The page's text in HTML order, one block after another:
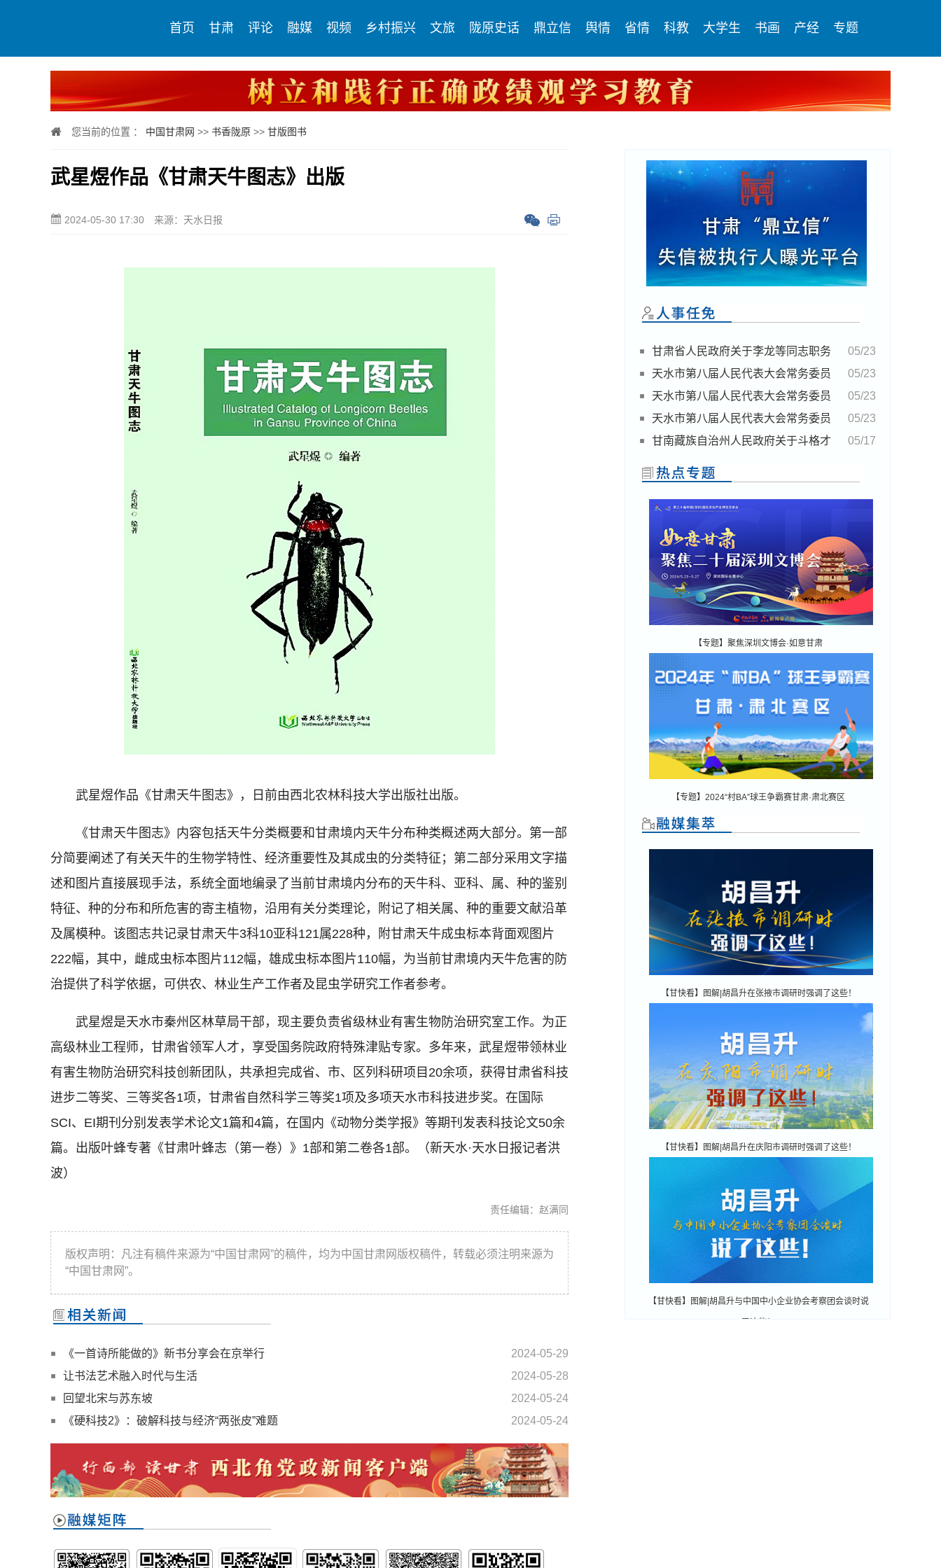
首页 甘肃 评论 融媒 视频 乡村振兴 文旅 陇原史话 鼎立信 舆情 省情 科教 大学生 书画 产经 专题
您当前的位置 ： 中国甘肃网 >> 书香陇原 >> 甘版图书
武星煜作品《甘肃天牛图志》出版
2024-05-30 17:30 来源：天水日报
武星煜作品《甘肃天牛图志》，日前由西北农林科技大学出版社出版。
《甘肃天牛图志》内容包括天牛分类概要和甘肃境内天牛分布种类概述两大部分。第一部
分简要阐述了有关天牛的生物学特性、经济重要性及其成虫的分类特征；第二部分采用文字描
述和图片直接展现手法，系统全面地编录了当前甘肃境内分布的天牛科、亚科、属、种的鉴别
特征、种的分布和所危害的寄主植物，沿用有关分类理论，附记了相关属、种的重要文献沿革
及属模种。该图志共记录甘肃天牛3科10亚科121属228种，附甘肃天牛成虫标本背面观图片
222幅，其中，雌成虫标本图片112幅，雄成虫标本图片110幅，为当前甘肃境内天牛危害的防
治提供了科学依据，可供农、林业生产工作者及昆虫学研究工作者参考。
武星煜是天水市秦州区林草局干部，现主要负责省级林业有害生物防治研究室工作。为正
高级林业工程师，甘肃省领军人才，享受国务院政府特殊津贴专家。多年来，武星煜带领林业
有害生物防治研究科技创新团队，共承担完成省、市、区列科研项目20余项，获得甘肃省科技
进步二等奖、三等奖各1项，甘肃省自然科学三等奖1项及多项天水市科技进步奖。在国际
SCI、EI期刊分别发表学术论文1篇和4篇，在国内《动物分类学报》等期刊发表科技论文50余
篇。出版叶蜂专著《甘肃叶蜂志（第一卷）》1部和第二卷各1部。（新天水·天水日报记者洪
波）
责任编辑：赵满同
版权声明：凡注有稿件来源为“中国甘肃网”的稿件，均为中国甘肃网版权稿件，转载必须注明来源为
“中国甘肃网”。
2024-05-29
《一首诗所能做的》新书分享会在京举行
2024-05-28
让书法艺术融入时代与生活
2024-05-24
回望北宋与苏东坡
2024-05-24
《硬科技2》：破解科技与经济“两张皮”难题
05/23
甘肃省人民政府关于李龙等同志职务
任免的通知
05/23
天水市第八届人民代表大会常务委员
会决定任免名单
05/23
天水市第八届人民代表大会常务委员
会任命名单
05/23
天水市第八届人民代表大会常务委员
会决定任免名单
05/17
甘南藏族自治州人民政府关于斗格才
让等同志职务任免的通知
【专题】聚焦深圳文博会·如意甘肃
【专题】2024“村BA”球王争霸赛甘肃·肃北赛区
【甘快看】图解|胡昌升在张掖市调研时强调了这些！
【甘快看】图解|胡昌升在庆阳市调研时强调了这些！
【甘快看】图解|胡昌升与中国中小企业协会考察团会谈时说